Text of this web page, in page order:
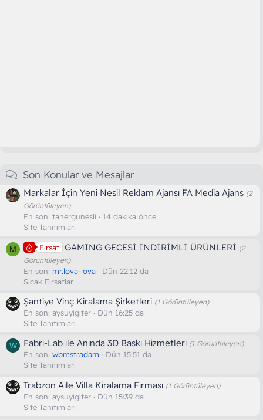
Son Konular ve Mesajlar
Markalar İçin Yeni Nesil Reklam Ajansı FA Media Ajans (2
Görüntüleyen)
En son: tanergunesli
14 dakika önce
Site Tanıtımları
M Fırsat GAMING GECESİ İNDİRİMLİ ÜRÜNLERİ (2
Görüntüleyen)
En son: mr.lova-lova
Dün 22:12 da
Sıcak Fırsatlar
Şantiye Vinç Kiralama Şirketleri (1 Görüntüleyen)
En son: aysuyigiter
Dün 16:25 da
Site Tanıtımları
W Fabri-Lab ile Anında 3D Baskı Hizmetleri (1 Görüntüleyen)
En son: wbmstradam
Dün 15:51 da
Site Tanıtımları
Trabzon Aile Villa Kiralama Firması (1 Görüntüleyen)
En son: aysuyigiter
Dün 15:39 da
Site Tanıtımları